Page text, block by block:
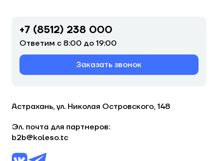
+7 (8512) 238 000
Ответим с 8:00 до 19:00
Заказать звонок
Астрахань, ул. Николая Островского, 148
Эл. почта для партнеров:
b2b@koleso.tc